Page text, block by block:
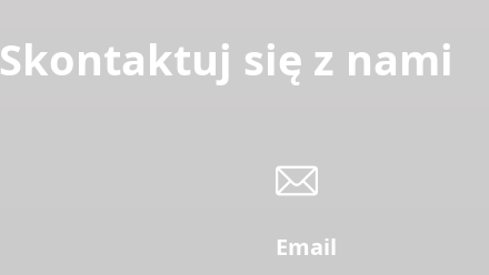
Skontaktuj się z nami
Email